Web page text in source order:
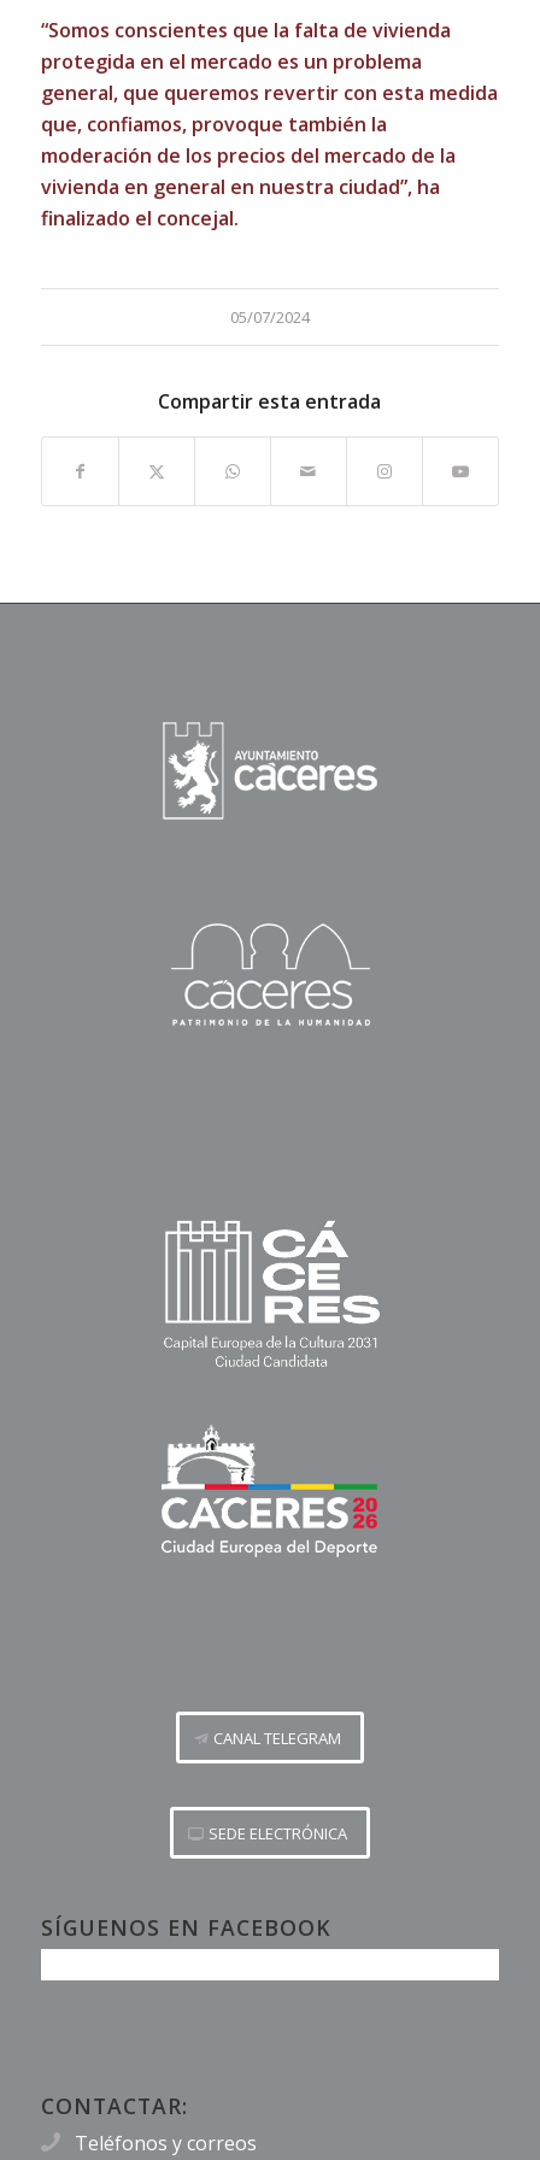
“Somos conscientes que la falta de vivienda
protegida en el mercado es un problema
general, que queremos revertir con esta medida
que, confiamos, provoque también la
moderación de los precios del mercado de la
vivienda en general en nuestra ciudad”, ha
finalizado el concejal.
05/07/2024
Compartir esta entrada
CANAL TELEGRAM
SEDE ELECTRÓNICA
SÍGUENOS EN FACEBOOK
CONTACTAR:
Teléfonos y correos